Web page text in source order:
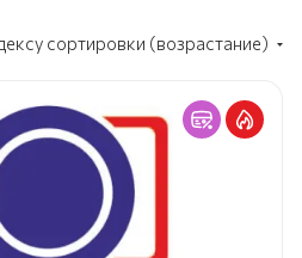
сортировки (возрастание)